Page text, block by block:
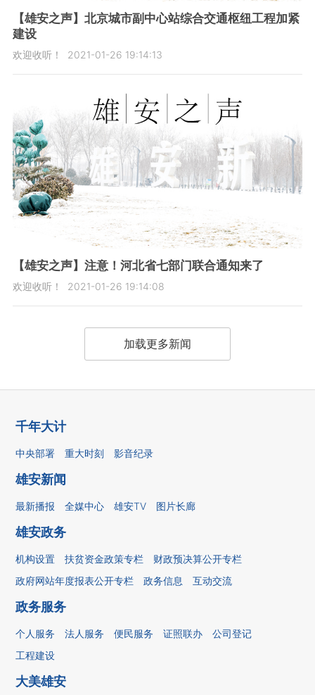
【雄安之声】北京城市副中心站综合交通枢纽工程加紧
建设
欢迎收听！ 2021-01-26 19:14:13
【雄安之声】注意！河北省七部门联合通知来了
欢迎收听！ 2021-01-26 19:14:08
加载更多新闻
千年大计
中央部署 重大时刻 影音纪录
雄安新闻
最新播报 全媒中心 雄安TV 图片长廊
雄安政务
机构设置 扶贫资金政策专栏
财政预决算公开专栏
政府网站年度报表公开专栏
政务信息 互动交流
政务服务
个人服务 法人服务 便民服务 证照联办
公司登记
工程建设
大美雄安